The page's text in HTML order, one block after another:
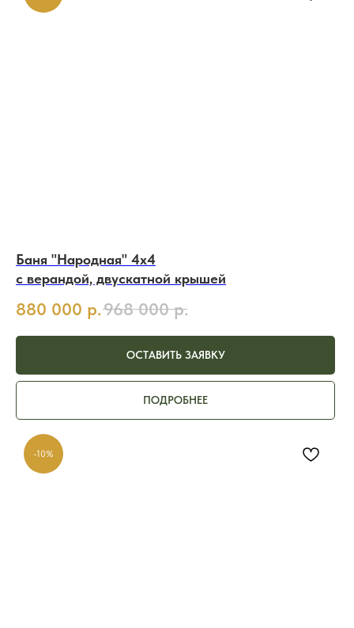
Баня "Народная" 4х4
с верандой, двускатной крышей
880 000 р.968 000 р.
ОСТАВИТЬ ЗАЯВКУ
ПОДРОБНЕЕ
-10%